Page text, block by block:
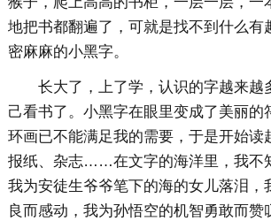
地把书都翻遍了，可就是找不到什么有
密麻麻的小黑字。
长大了，上了学，认识的字越来越
己看书了。小黑字在眼里变成了美丽的
环画已不能满足我的需要，于是开始读
报纸、杂志……在文字的海洋里，我不
我为安徒生爷爷笔下的海的女儿落泪，
良而感动，我为孙悟空的机智勇敢而